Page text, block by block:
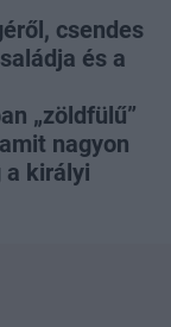
csendes
és a
„zöldfülű”
nagyon
a királyi